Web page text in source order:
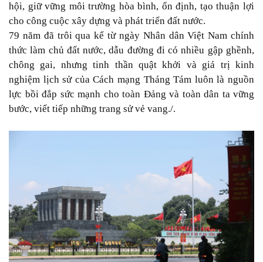
hội, giữ vững môi trường hòa bình, ổn định, tạo thuận lợi
cho công cuộc xây dựng và phát triển đất nước.
79 năm đã trôi qua kể từ ngày Nhân dân Việt Nam chính
thức làm chủ đất nước, dẫu đường đi có nhiều gập ghềnh,
chông gai, nhưng tinh thần quật khởi và giá trị kinh
nghiệm lịch sử của Cách mạng Tháng Tám luôn là nguồn
lực bồi đắp sức mạnh cho toàn Ðảng và toàn dân ta vững
bước, viết tiếp những trang sử vẻ vang./.